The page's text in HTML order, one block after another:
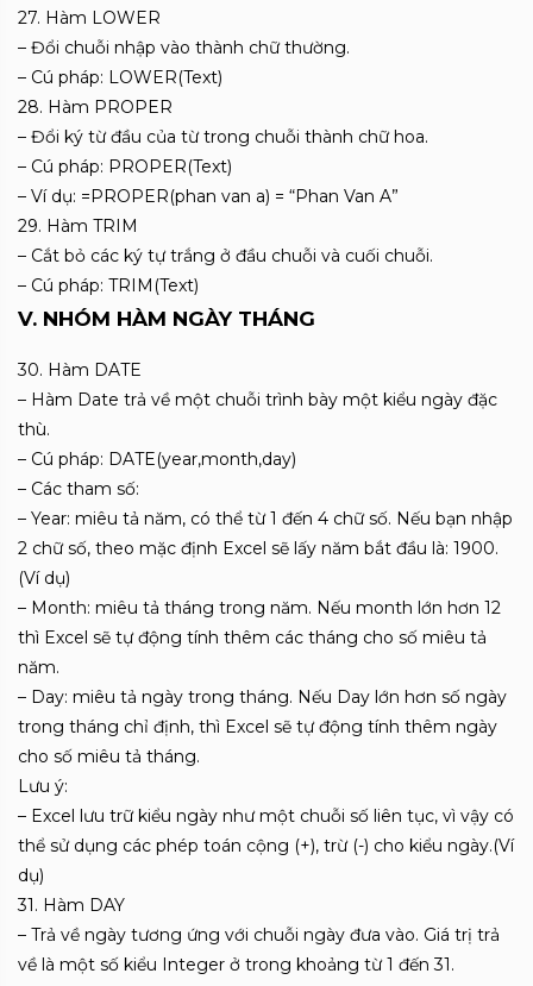
27. Hàm LOWER
– Đổi chuỗi nhập vào thành chữ thường.
– Cú pháp: LOWER(Text)
28. Hàm PROPER
– Đổi ký từ đầu của từ trong chuỗi thành chữ hoa.
– Cú pháp: PROPER(Text)
– Ví dụ: =PROPER(phan van a) = “Phan Van A”
29. Hàm TRIM
– Cắt bỏ các ký tự trắng ở đầu chuỗi và cuối chuỗi.
– Cú pháp: TRIM(Text)
V. NHÓM HÀM NGÀY THÁNG
30. Hàm DATE
– Hàm Date trả về một chuỗi trình bày một kiểu ngày đặc
thù.
– Cú pháp: DATE(year,month,day)
– Các tham số:
– Year: miêu tả năm, có thể từ 1 đến 4 chữ số. Nếu bạn nhập
2 chữ số, theo mặc định Excel sẽ lấy năm bắt đầu là: 1900.
(Ví dụ)
– Month: miêu tả tháng trong năm. Nếu month lớn hơn 12
thì Excel sẽ tự động tính thêm các tháng cho số miêu tả
năm.
– Day: miêu tả ngày trong tháng. Nếu Day lớn hơn số ngày
trong tháng chỉ định, thì Excel sẽ tự động tính thêm ngày
cho số miêu tả tháng.
Lưu ý:
– Excel lưu trữ kiểu ngày như một chuỗi số liên tục, vì vậy có
thể sử dụng các phép toán cộng (+), trừ (-) cho kiểu ngày.(Ví
dụ)
31. Hàm DAY
– Trả về ngày tương ứng với chuỗi ngày đưa vào. Giá trị trả
về là một số kiểu Integer ở trong khoảng từ 1 đến 31.